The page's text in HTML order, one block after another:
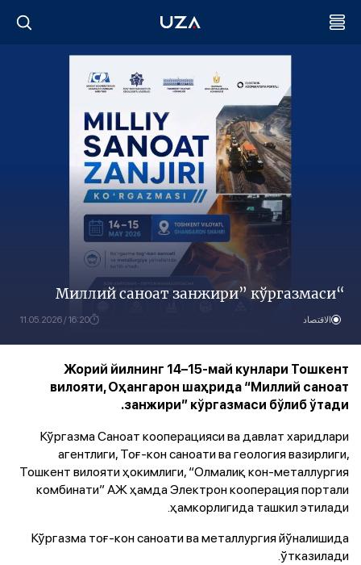
“Миллий саноат занжири” кўргазмаси
الاقتصاد 16:20 / 11.05.2026
Жорий йилнинг 14–15-май кунлари Тошкент
вилояти, Оҳангарон шаҳрида “Миллий саноат
занжири” кўргазмаси бўлиб ўтади.
Кўргазма Саноат кооперацияси ва давлат харидлари
агентлиги, Тоғ-кон саноати ва геология вазирлиги,
Тошкент вилояти ҳокимлиги, “Олмалиқ кон-металлургия
комбинати” АЖ ҳамда Электрон кооперация портали
ҳамкорлигида ташкил этилади.
Кўргазма тоғ-кон саноати ва металлургия йўналишида
ўтказилади.